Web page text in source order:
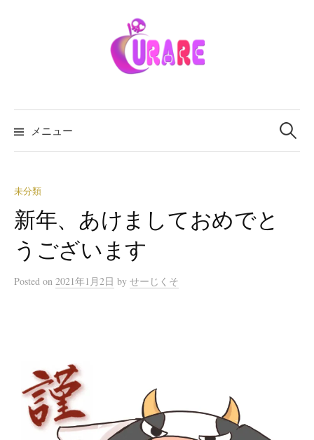
メニュー
未分類
新年、あけましておめでと
うございます
Posted on 2021年1月2日 by せーじくそ